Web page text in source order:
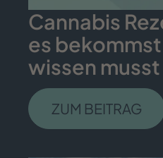
Cannabis
es
wissen musst
ZUM BEITRAG